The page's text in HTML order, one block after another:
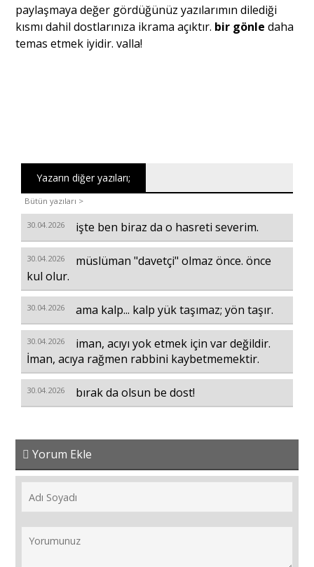
paylaşmaya değer gördüğünüz yazılarımın dilediği
kısmı dahil dostlarınıza ikrama açıktır. bir gönle daha
temas etmek iyidir. valla!
Yazarın diğer yazıları;
Bütün yazıları >
30.04.2026 işte ben biraz da o hasreti severim.
30.04.2026
müslüman "davetçi" olmaz önce. önce
kul olur.
30.04.2026 ama kalp... kalp yük taşımaz; yön taşır.
30.04.2026
iman, acıyı yok etmek için var değildir.
İman, acıya rağmen rabbini kaybetmemektir.
30.04.2026 bırak da olsun be dost!
Yorum Ekle